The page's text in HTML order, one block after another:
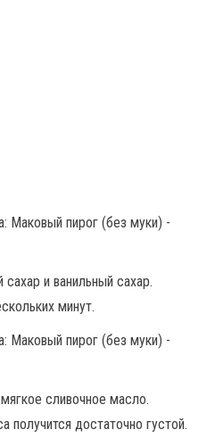
и ванильный сахар.
минут.
сливочное масло.
достаточно густой.